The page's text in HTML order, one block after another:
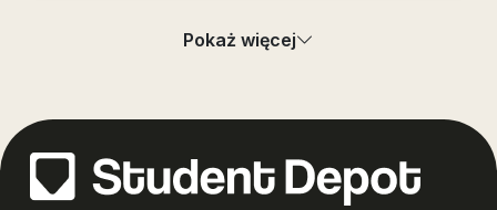
podpisaniem umowy?
Co dostanę przy odbiorze pokoju? +
Co zrobić, jeśli po wprowadzeniu zauważę usterkę w
Pokaż więcej